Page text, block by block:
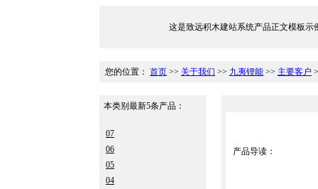
这是致远积木建站系统产品正文模板示
您的位置： 首页 >> 关于我们 >> 九夷锂能 >> 主要客户
本类别最新5条产品：
07
06
05
04
产品导读：